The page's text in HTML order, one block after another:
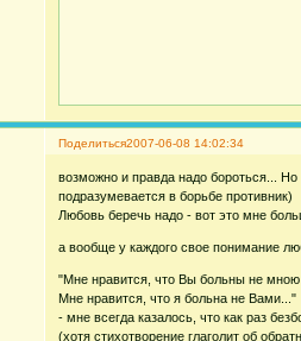
Поделиться2007-06-08 14:02:34
возможно и правда надо бороться...
подразумевается в борьбе противник)
Любовь беречь надо - вот это мне
а вообще у каждого свое понимание
"Мне нравится, что Вы больны не мною
Мне нравится, что я больна не Вами..."
- мне всегда казалось, что как раз
(хотя стихотворение глаголит об